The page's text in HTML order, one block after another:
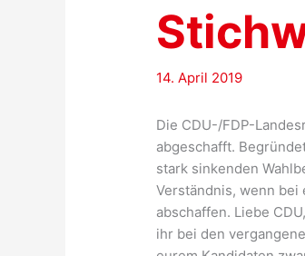
14. April 2019
Die CDU-/FDP-
abgeschafft.
stark sinkenden
Verständnis, wenn bei
abschaffen. Liebe
ihr bei den